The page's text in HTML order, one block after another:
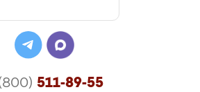
511-89-55